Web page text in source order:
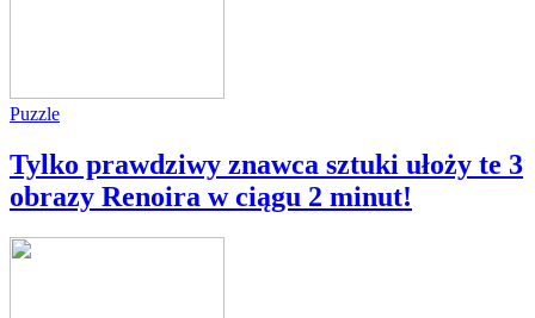
Puzzle
Tylko prawdziwy znawca sztuki ułoży te 3
obrazy Renoira w ciągu 2 minut!